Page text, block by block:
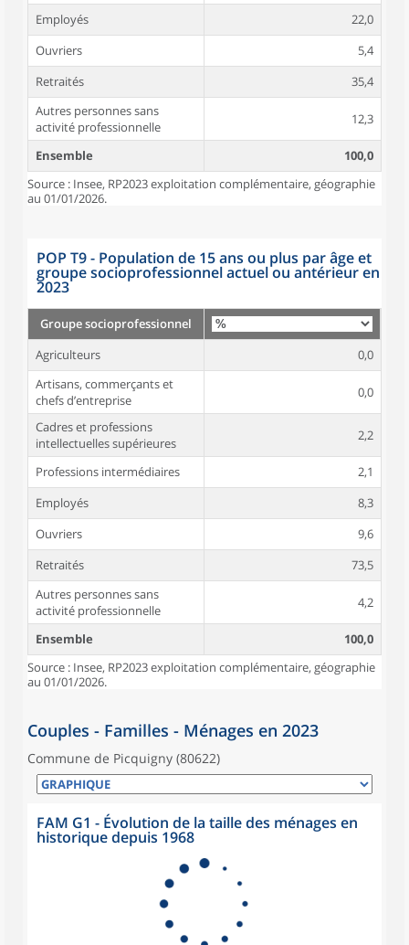
Employés
22,0
Ouvriers
5,4
Retraités
35,4
Autres personnes sans
activité professionnelle
12,3
Ensemble
100,0
Source : Insee, RP2023 exploitation complémentaire, géographie
au 01/01/2026.
POP T9 - Population de 15 ans ou plus par âge et
groupe socioprofessionnel actuel ou antérieur en
2023
Groupe socioprofessionnel
Agriculteurs
0,0
Artisans, commerçants et
chefs d’entreprise
0,0
Cadres et professions
intellectuelles supérieures
2,2
Professions intermédiaires
2,1
Employés
8,3
Ouvriers
9,6
Retraités
73,5
Autres personnes sans
activité professionnelle
4,2
Ensemble
100,0
Source : Insee, RP2023 exploitation complémentaire, géographie
au 01/01/2026.
Couples - Familles - Ménages en 2023
Commune de Picquigny (80622)
FAM G1 - Évolution de la taille des ménages en
historique depuis 1968